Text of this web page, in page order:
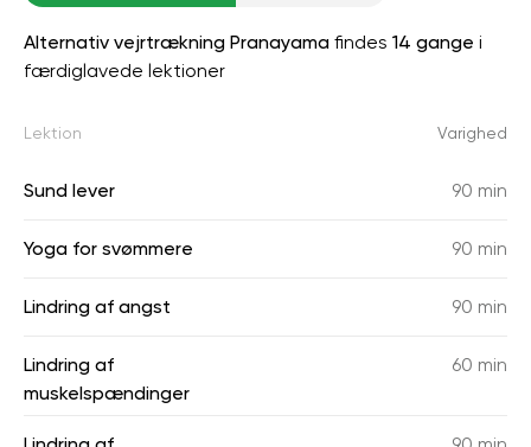
Alternativ vejrtrækning Pranayama findes 14 gange i
færdiglavede lektioner
Lektion Varighed
Sund lever 90 min
Yoga for svømmere 90 min
Lindring af angst 90 min
Lindring af
muskelspændinger
60 min